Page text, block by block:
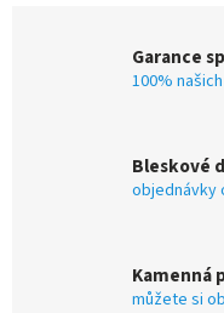
Garance
100%
Bleskové
objednávky
Kamenná
můžete si